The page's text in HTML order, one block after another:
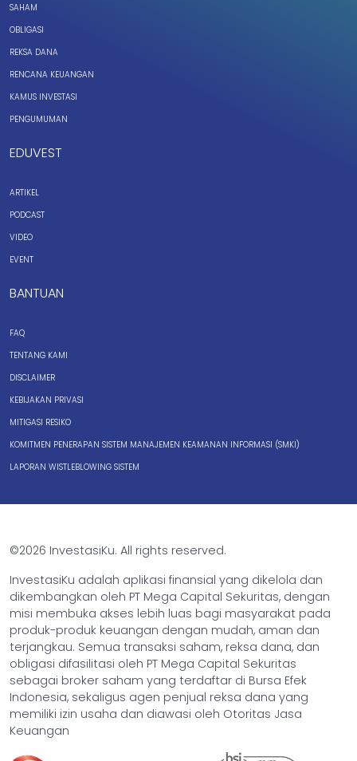
SAHAM
OBLIGASI
REKSA DANA
RENCANA KEUANGAN
KAMUS INVESTASI
PENGUMUMAN
EDUVEST
ARTIKEL
PODCAST
VIDEO
EVENT
BANTUAN
FAQ
TENTANG KAMI
DISCLAIMER
KEBIJAKAN PRIVASI
MITIGASI RESIKO
KOMITMEN PENERAPAN SISTEM MANAJEMEN KEAMANAN INFORMASI (SMKI)
LAPORAN WISTLEBLOWING SISTEM
©2026 InvestasiKu. All rights reserved.
InvestasiKu adalah aplikasi finansial yang dikelola dan
dikembangkan oleh PT Mega Capital Sekuritas, dengan
misi membuka akses lebih luas bagi masyarakat pada
produk-produk keuangan dengan mudah, aman dan
terjangkau. Semua transaksi saham, reksa dana, dan
obligasi difasilitasi oleh PT Mega Capital Sekuritas
sebagai broker saham yang terdaftar di Bursa Efek
Indonesia, sekaligus agen penjual reksa dana yang
memiliki izin usaha dan diawasi oleh Otoritas Jasa
Keuangan